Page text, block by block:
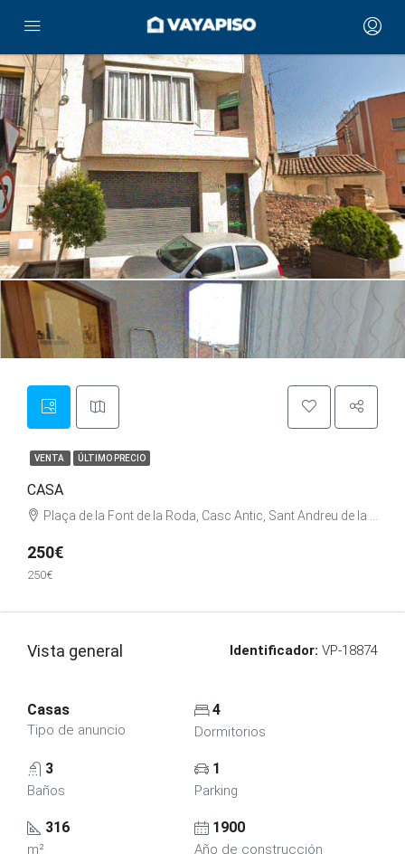
VENTA ÚLTIMO PRECIO
CASA
Plaça de la Font de la Roda, Casc Antic, Sant Andreu de la Barca, Bajo Llobregat, Barcelona, Cataluña, España
250€
250€
Vista general Identificador: VP-18874
Casas
Tipo de anuncio
4
Dormitorios
3
Baños
1
Parking
316
m²
1900
Año de construcción